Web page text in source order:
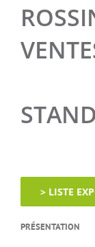
> LISTE
PRÉSENTATION